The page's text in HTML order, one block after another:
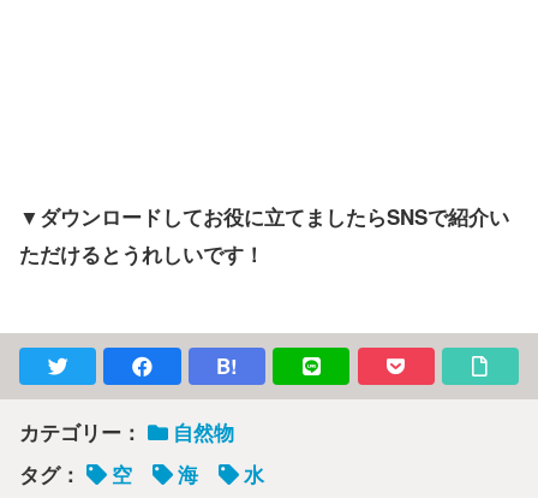
▼ダウンロードしてお役に立てましたらSNSで紹介い
ただけるとうれしいです！
B!
カテゴリー：
自然物
タグ：
空 海 水